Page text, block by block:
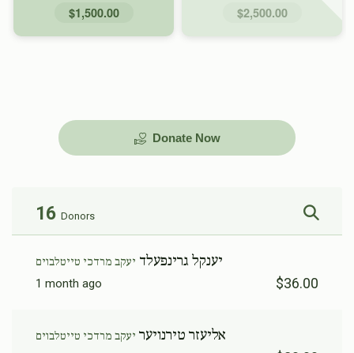
$2,500.00
$1,500.00
Donate Now
16 Donors
יענקל גרינפעלד יעקב מרדכי טייטלבוים
1 month ago $36.00
אליעזר טירנויער יעקב מרדכי טייטלבוים